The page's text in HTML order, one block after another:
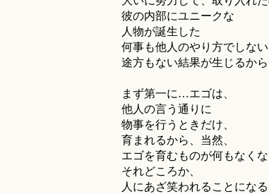
彼の内部にユニークな
人物が誕生した
何事も他人のやり方でしな
途方もない結果が生じるか
まず第一に…エゴは、
他人の言う通りに
物事を行うときだけ、
育まれるから、当然、
エゴを育むものが何もなく
それどころか、
人にあざ笑われることになる